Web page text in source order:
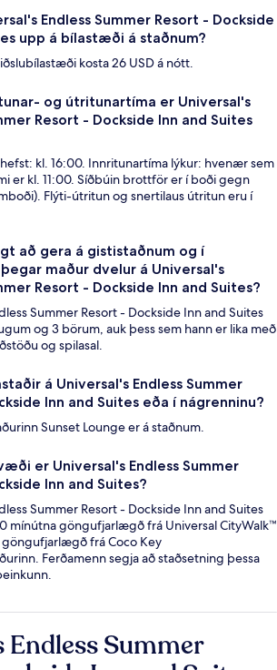
Endless Summer Resort - Dockside
upp á bílastæði á staðnum?
kosta 26 USD á nótt.
og útritunartíma er Universal's
Resort - Dockside Inn and Suites
kl. 16:00. Innritunartíma lýkur: hvenær sem
er kl. 11:00. Síðbúin brottför er í boði gegn
Flýti-útritun og snertilaus útritun eru í
að gera á gististaðnum og í
maður dvelur á Universal's
Resort - Dockside Inn and Suites?
Summer Resort - Dockside Inn and Suites
og 3 börum, auk þess sem hann er lika með
og spilasal.
á Universal's Endless Summer
Inn and Suites eða í nágrenninu?
Sunset Lounge er á staðnum.
er Universal's Endless Summer
Inn and Suites?
Summer Resort - Dockside Inn and Suites
mínútna göngufjarlægð frá Universal CityWalk™
göngufjarlægð frá Coco Key
Ferðamenn segja að staðsetning þessa
Endless Summer